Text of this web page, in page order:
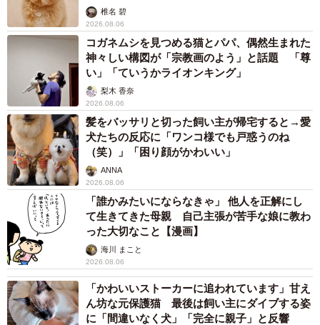
椎名 碧
2026.08.06
コガネムシを見つめる猫とパパ、偶然生まれた
神々しい構図が「宗教画のよう」と話題 「尊
い」「ていうかライオンキング」
梨木 香奈
2026.08.06
髪をバッサリと切った飼い主が帰宅すると→愛
犬たちの反応に「ワンコ様でも戸惑うのね
（笑）」「困り顔がかわいい」
ANNA
2026.08.06
「誰かみたいにならなきゃ」 他人を正解にし
て生きてきた母親 自己主張が苦手な娘に教わ
った大切なこと【漫画】
海川 まこと
2026.08.06
「かわいいストーカーに追われています」甘え
ん坊な元保護猫 最後は飼い主にダイブする姿
に「間違いなく犬」「完全に親子」と反響